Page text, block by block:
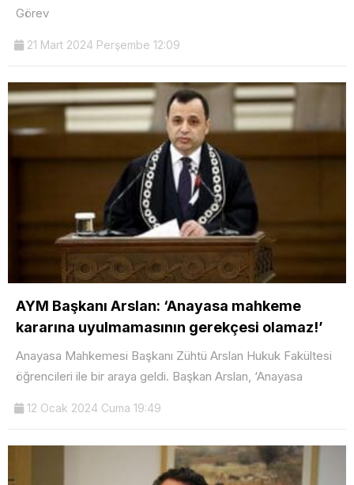
Görev
21 Mart 2024 Perşembe 12:09
AYM Başkanı Arslan: ‘Anayasa mahkeme
kararına uyulmamasının gerekçesi olamaz!’
Anayasa Mahkemesi Başkanı Zühtü Arslan Hukuk Fakültesi
öğrencileri ile bir araya geldi. Başkan Arslan, ‘Anayasa
12 Ocak 2024 Cuma 19:49